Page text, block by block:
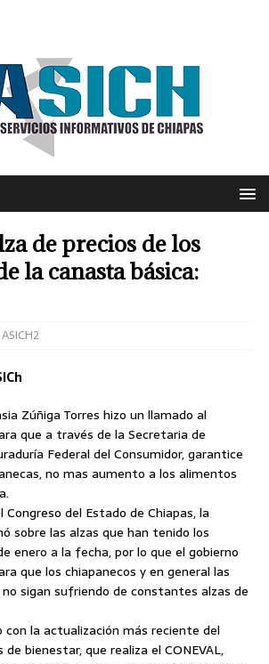
de precios de los
la canasta básica:
ASICH2
Zúñiga Torres hizo un llamado al
que a través de la Secretaria de
Federal del Consumidor, garantice
no mas aumento a los alimentos
del Estado de Chiapas, la
sobre las alzas que han tenido los
enero a la fecha, por lo que el gobierno
que los chiapanecos y en general las
sigan sufriendo de constantes alzas de
con la actualización más reciente del
bienestar, que realiza el CONEVAL,